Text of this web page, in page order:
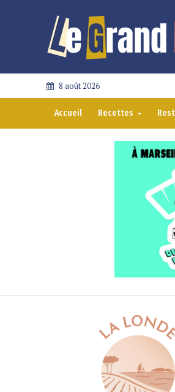
8 août 2026
Accueil Recettes